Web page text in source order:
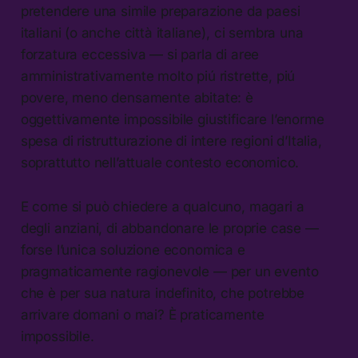
pretendere una simile preparazione da paesi
italiani (o anche città italiane), ci sembra una
forzatura eccessiva — si parla di aree
amministrativamente molto piú ristrette, piú
povere, meno densamente abitate: è
oggettivamente impossibile giustificare l’enorme
spesa di ristrutturazione di intere regioni d’Italia,
soprattutto nell’attuale contesto economico.
E come si può chiedere a qualcuno, magari a
degli anziani, di abbandonare le proprie case —
forse l’unica soluzione economica e
pragmaticamente ragionevole — per un evento
che è per sua natura indefinito, che potrebbe
arrivare domani o mai? È praticamente
impossibile.